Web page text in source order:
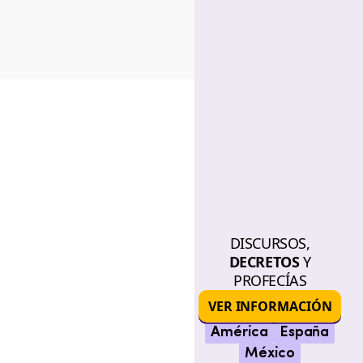
DISCURSOS,
DECRETOSY
PROFECÍAS
VER INFORMACIÓN
América
España
México